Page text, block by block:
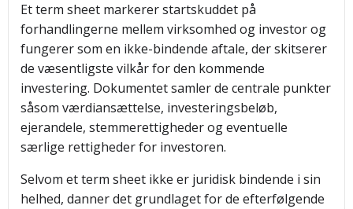
Et term sheet markerer startskuddet på
forhandlingerne mellem virksomhed og investor og
fungerer som en ikke-bindende aftale, der skitserer
de væsentligste vilkår for den kommende
investering. Dokumentet samler de centrale punkter
såsom værdiansættelse, investeringsbeløb,
ejerandele, stemmerettigheder og eventuelle
særlige rettigheder for investoren.
Selvom et term sheet ikke er juridisk bindende i sin
helhed, danner det grundlaget for de efterfølgende